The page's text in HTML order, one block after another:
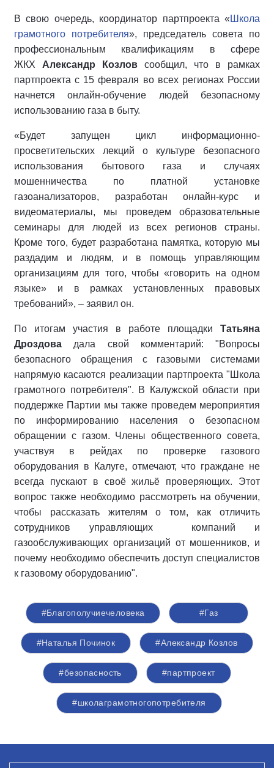
В свою очередь, координатор партпроекта « Школа
грамотного потребителя», председатель совета по
профессиональным квалификациям в сфере
ЖКХ Александр Козлов сообщил, что в рамках
партпроекта c 15 февраля во всех регионах России
начнется онлайн-обучение людей безопасному
использованию газа в быту.
«Будет запущен цикл информационно-
просветительских лекций о культуре безопасного
использования бытового газа и случаях
мошенничества по платной установке
газоанализаторов, разработан онлайн-курс и
видеоматериалы, мы проведем образовательные
семинары для людей из всех регионов страны.
Кроме того, будет разработана памятка, которую мы
раздадим и людям, и в помощь управляющим
организациям для того, чтобы «говорить на одном
языке» и в рамках установленных правовых
требований», – заявил он.
По итогам участия в работе площадки Татьяна
Дроздова дала свой комментарий: "Вопросы
безопасного обращения с газовыми системами
напрямую касаются реализации партпроекта "Школа
грамотного потребителя". В Калужской области при
поддержке Партии мы также проведем мероприятия
по информированию населения о безопасном
обращении с газом. Члены общественного совета,
участвуя в рейдах по проверке газового
оборудования в Калуге, отмечают, что граждане не
всегда пускают в своё жильё проверяющих. Этот
вопрос также необходимо рассмотреть на обучении,
чтобы рассказать жителям о том, как отличить
сотрудников управляющих компаний и
газообслуживающих организаций от мошенников, и
почему необходимо обеспечить доступ специалистов
к газовому оборудованию".
#Благополучиечеловека #Газ
#Наталья Починок #Александр Козлов
#безопасность #партпроект
#школаграмотногопотребителя